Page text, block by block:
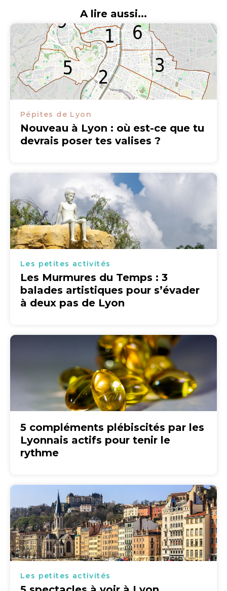
A lire aussi...
Pépites de Lyon
Nouveau à Lyon : où est-ce que tu
devrais poser tes valises ?
Les petites activités
Les Murmures du Temps : 3
balades artistiques pour s’évader
à deux pas de Lyon
5 compléments plébiscités par les
Lyonnais actifs pour tenir le
rythme
Les petites activités